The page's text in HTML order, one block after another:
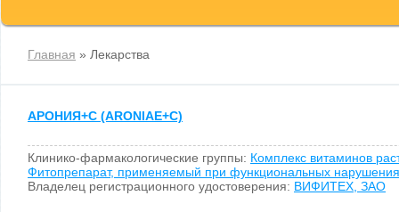
Главная » Лекарства
АРОНИЯ+С (ARONIAE+С)
Клинико-фармакологические группы: Комплекс витаминов
Фитопрепарат, применяемый при функциональных
Владелец регистрационного удостоверения: ВИФИТЕХ, ЗАО